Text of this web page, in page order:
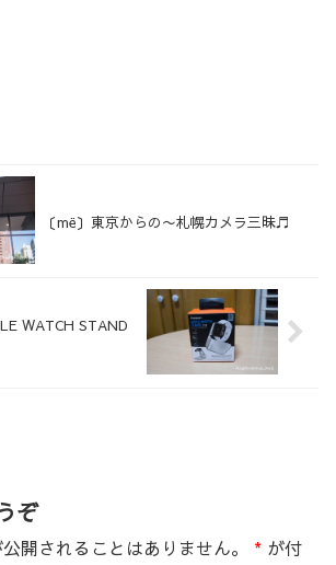
〔më〕東京からの〜札幌カメラ三昧♬
WATCH STAND
ぞ
開されることはありません。 * が付